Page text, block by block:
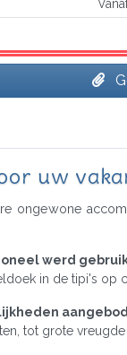
uw
ongewone
werd
in de tipi's op
tot grote